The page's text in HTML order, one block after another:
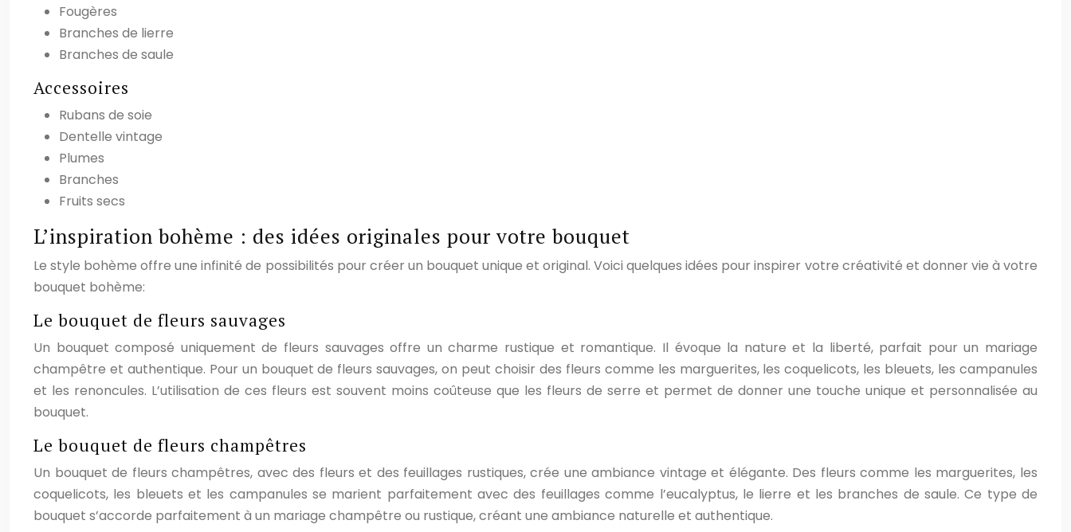
Fougères
Branches de lierre
Branches de saule
Accessoires
Rubans de soie
Dentelle vintage
Plumes
Branches
Fruits secs
L’inspiration bohème : des idées originales pour votre bouquet
Le style bohème offre une infinité de possibilités pour créer un bouquet unique et original. Voici quelques idées pour inspirer votre créativité et donner vie à votre
bouquet bohème:
Le bouquet de fleurs sauvages
Un bouquet composé uniquement de fleurs sauvages offre un charme rustique et romantique. Il évoque la nature et la liberté, parfait pour un mariage
champêtre et authentique. Pour un bouquet de fleurs sauvages, on peut choisir des fleurs comme les marguerites, les coquelicots, les bleuets, les campanules
et les renoncules. L’utilisation de ces fleurs est souvent moins coûteuse que les fleurs de serre et permet de donner une touche unique et personnalisée au
bouquet.
Le bouquet de fleurs champêtres
Un bouquet de fleurs champêtres, avec des fleurs et des feuillages rustiques, crée une ambiance vintage et élégante. Des fleurs comme les marguerites, les
coquelicots, les bleuets et les campanules se marient parfaitement avec des feuillages comme l’eucalyptus, le lierre et les branches de saule. Ce type de
bouquet s’accorde parfaitement à un mariage champêtre ou rustique, créant une ambiance naturelle et authentique.